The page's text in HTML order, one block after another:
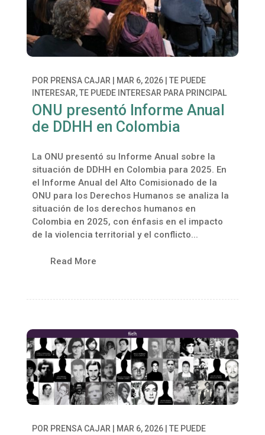
POR PRENSA CAJAR MAR 6, 2026| TE PUEDE
INTERESAR,TE PUEDE INTERESAR PARA PRINCIPAL
ONU presentó Informe Anual
de DDHH en Colombia
La ONU presentó su Informe Anual sobre la
situación de DDHH en Colombia para 2025. En
el Informe Anual del Alto Comisionado de la
ONU para los Derechos Humanos se analiza la
situación de los derechos humanos en
Colombia en 2025, con énfasis en el impacto
de la violencia territorial y el conflicto...
Read More
POR PRENSA CAJAR | MAR 6, 2026| TE PUEDE